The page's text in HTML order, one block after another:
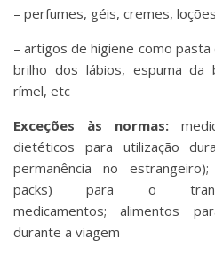
– perfumes, géis, cremes,
– artigos de higiene como
brilho dos lábios, espuma da
rímel, etc
Exceções às normas:
dietéticos para utilização
permanência no
packs) para o
medicamentos; alimentos
durante a viagem